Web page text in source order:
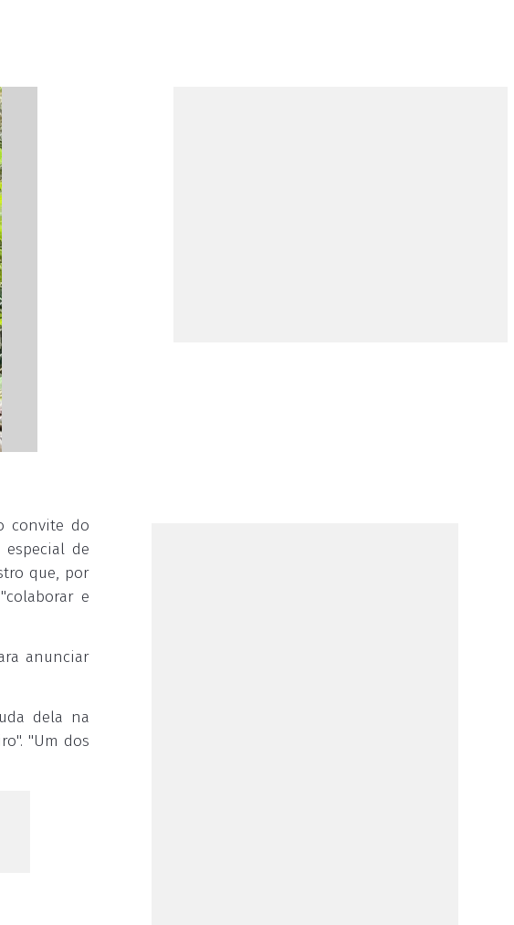
convite do
de
que, por
e
anunciar
dela na
"Um dos